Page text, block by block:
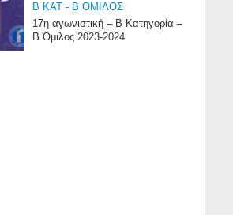
Β ΚΑΤ - Β ΟΜΙΛΟΣ
17η αγωνιστική – Β Κατηγορία –
Β Όμιλος 2023-2024